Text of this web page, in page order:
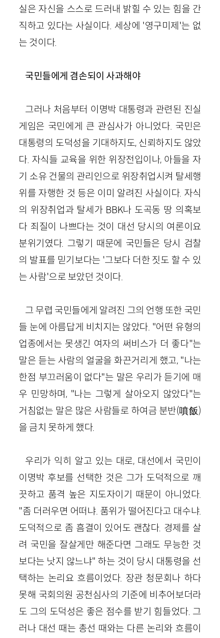
실은 자신을 스스로 드러내 밝힐 수 있는 힘을 간
직하고 있다는 사실이다. 세상에 '영구미제'는 없
는 것이다.
국민들에게 겸손되이 사과해야
그러나 처음부터 이명박 대통령과 관련된 진실
게임은 국민에게 큰 관심사가 아니었다. 국민은
대통령의 도덕성을 기대하지도, 신뢰하지도 않았
다. 자식들 교육을 위한 위장전입이나, 아들을 자
기 소유 건물의 관리인으로 위장취업시켜 탈세행
위를 자행한 것 등은 이미 알려진 사실이다. 자식
의 위장취업과 탈세가 BBK나 도곡동 땅 의혹보
다 죄질이 나쁘다는 것이 대선 당시의 여론이요
분위기였다. 그렇기 때문에 국민들은 당시 검찰
의 발표를 믿기보다는 '그보다 더한 짓도 할 수 있
는 사람'으로 보았던 것이다.
그 무렵 국민들에게 알려진 그의 언행 또한 국민
들 눈에 아름답게 비치지는 않았다. "어떤 유형의
업종에서는 못생긴 여자의 써비스가 더 좋다"는
말은 듣는 사람의 얼굴을 화끈거리게 했고, "나는
한점 부끄러움이 없다"는 말은 우리가 듣기에 매
우 민망하며, "나는 그렇게 살아오지 않았다"는
거침없는 말은 많은 사람들로 하여금 분반(噴飯)
을 금치 못하게 했다.
우리가 익히 알고 있는 대로, 대선에서 국민이
이명박 후보를 선택한 것은 그가 도덕적으로 깨
끗하고 품격 높은 지도자이기 때문이 아니었다.
"좀 더러우면 어떠냐. 품위가 떨어진다고 대수냐.
도덕적으로 좀 흠결이 있어도 괜찮다. 경제를 살
려 국민을 잘살게만 해준다면 그래도 무능한 것
보다는 낫지 않느냐" 하는 것이 당시 대통령을 선
택하는 논리요 흐름이었다. 장관 청문회나 하다
못해 국회의원 공천심사의 기준에 비추어보더라
도 그의 도덕성은 좋은 점수를 받기 힘들었다. 그
러나 대선 때는 총선 때와는 다른 논리와 흐름이